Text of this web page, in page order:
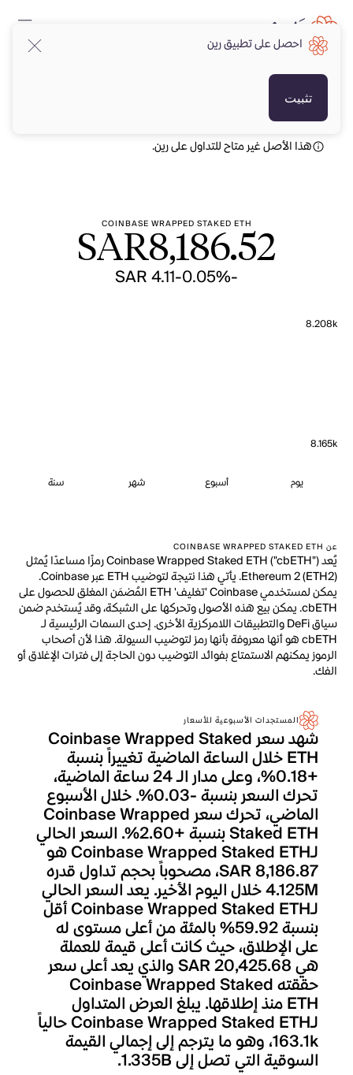
هذا الأصل غير متاح للتداول على رين.
COINBASE WRAPPED STAKED ETH
SAR8,186.52
-0.05%
-SAR 4.11
8.208k
8.165k
يوم أسبوع شهر سنة
عن COINBASE WRAPPED STAKED ETH
يُعد Coinbase Wrapped Staked ETH ("cbETH") رمزًا مساعدًا يُمثل
Ethereum 2 (ETH2). يأتي هذا نتيجة لتوضيب ETH عبر Coinbase.
يمكن لمستخدمي Coinbase 'تغليف' ETH المُضمَن المغلق للحصول على
cbETH. يمكن بيع هذه الأصول وتحركها على الشبكة، وقد يُستخدم ضمن
سياق DeFi والتطبيقات اللامركزية الأخرى. إحدى السمات الرئيسية لـ
cbETH هو أنها معروفة بأنها رمز لتوضيب السيولة. هذا لأن أصحاب
الرموز يمكنهم الاستمتاع بفوائد التوضيب دون الحاجة إلى فترات الإغلاق أو
الفك.
المستجدات الأسبوعية للأسعار
شهد سعر Coinbase Wrapped Staked
ETH خلال الساعة الماضية تغييراً بنسبة
+0.18%، وعلى مدار الـ 24 ساعة الماضية،
تحرك السعر بنسبة -0.03%. خلال الأسبوع
الماضي، تحرك سعر Coinbase Wrapped
Staked ETH بنسبة +2.60%. السعر الحالي
لـCoinbase Wrapped Staked ETH هو
SAR 8,186.87، مصحوباً بحجم تداول قدره
4.125M خلال اليوم الأخير. يعد السعر الحالي
لـCoinbase Wrapped Staked ETH أقل
بنسبة 59.92% بالمئة من أعلى مستوى له
على الإطلاق، حيث كانت أعلى قيمة للعملة
هي SAR 20,425.68 والذي يعد أعلى سعر
حققته Coinbase Wrapped Staked
ETH منذ إطلاقها. يبلغ العرض المتداول
لـCoinbase Wrapped Staked ETH حالياً
163.1k، وهو ما يترجم إلى إجمالي القيمة
السوقية التي تصل إلى 1.335B.
احصل على تطبيق رين
تثبيت